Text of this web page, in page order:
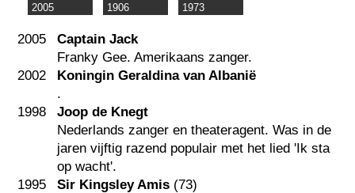
2005 1906 1973
2005
Captain Jack
Franky Gee. Amerikaans zanger.
2002
Koningin Geraldina van Albanië
.
1998
Joop de Knegt
Nederlands zanger en theateragent. Was in de
jaren vijftig razend populair met het lied 'Ik sta
op wacht'.
1995
Sir Kingsley Amis (73)